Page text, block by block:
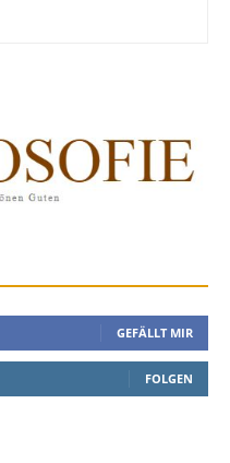
GEFÄLLT MIR
FOLGEN